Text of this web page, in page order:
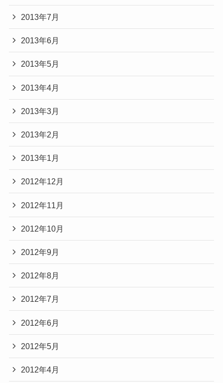
2013年7月
2013年6月
2013年5月
2013年4月
2013年3月
2013年2月
2013年1月
2012年12月
2012年11月
2012年10月
2012年9月
2012年8月
2012年7月
2012年6月
2012年5月
2012年4月